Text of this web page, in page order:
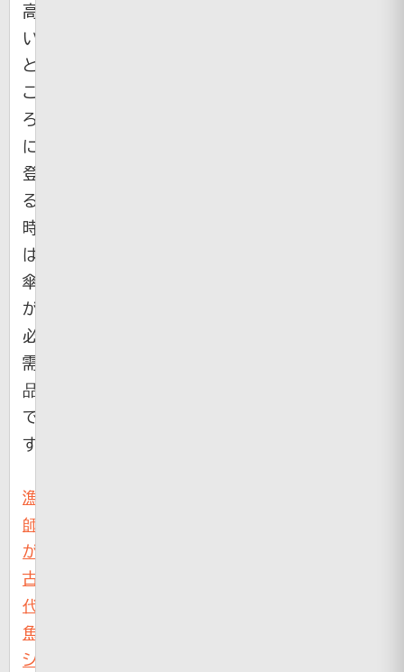
高
い
と
こ
ろ
に
登
る
時
は
傘
が
必
需
品
で
す
漁
師
が
古
代
魚
シ